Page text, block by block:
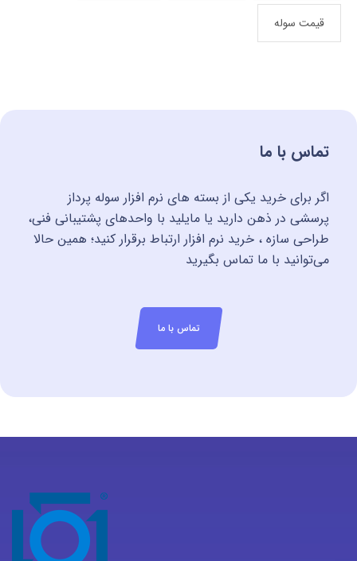
قیمت سوله
تماس با ما
اگر برای خرید یکی از بسته های نرم افزار سوله پرداز
پرسشی در ذهن دارید یا مایلید با واحدهای پشتیبانی فنی،
طراحی سازه ، خرید نرم افزار ارتباط برقرار کنید؛ همین حالا
می‌توانید با ما تماس بگیرید
تماس با ما